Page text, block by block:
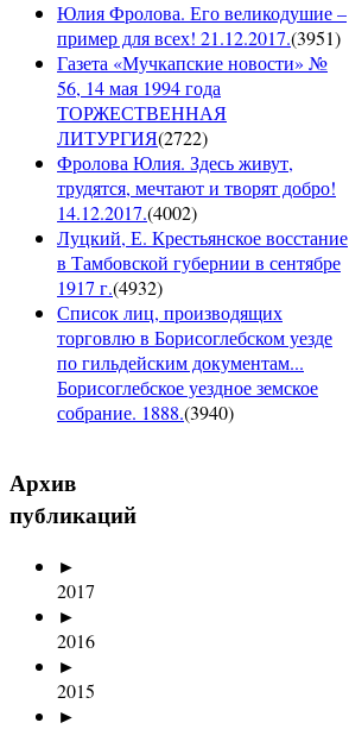
Юлия Фролова. Его великодушие –
пример для всех! 21.12.2017.(3951)
Газета «Мучкапские новости» №
56, 14 мая 1994 года
ТОРЖЕСТВЕННАЯ
ЛИТУРГИЯ(2722)
Фролова Юлия. Здесь живут,
трудятся, мечтают и творят добро!
14.12.2017.(4002)
Луцкий, Е. Крестьянское восстание
в Тамбовской губернии в сентябре
1917 г.(4932)
Список лиц, производящих
торговлю в Борисоглебском уезде
по гильдейским документам...
Борисоглебское уездное земское
собрание. 1888.(3940)
Архив
публикаций
►
2017
►
2016
►
2015
►